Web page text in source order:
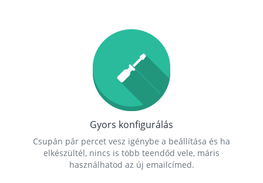
Gyors konfigurálás
Csupán pár percet vesz igénybe a beállítása és ha
elkészültél, nincs is több teendőd vele, máris
használhatod az új emailcímed.